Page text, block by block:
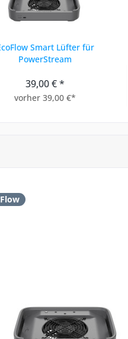
Smart Lüfter für
PowerStream
39,00 € *
vorher 39,00 €*